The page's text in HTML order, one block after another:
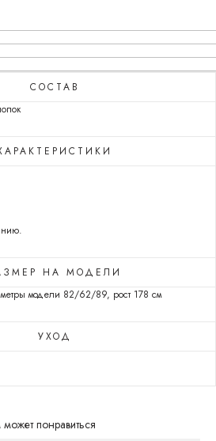
СОСТАВ
НА МОДЕЛИ
модели 82/62/89, рост 178 см
УХОД
понравиться